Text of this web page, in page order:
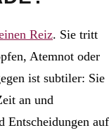
Reiz. Sie tritt
Atemnot oder
ist subtiler: Sie
an und
Entscheidungen auf